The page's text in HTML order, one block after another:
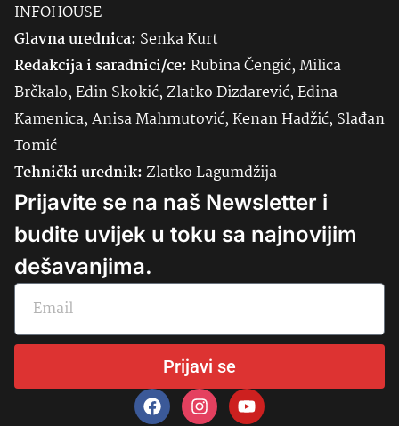
INFOHOUSE
Glavna urednica: SenkaKurt
Redakcija i saradnici/ce:Rubina Čengić, Milica
Brčkalo, Edin Skokić, Zlatko Dizdarević, Edina
Kamenica, Anisa Mahmutović, Kenan Hadžić, Slađan
Tomić
Tehnički urednik:Zlatko Lagumdžija
Prijavite se na naš Newsletter i
budite uvijek u toku sa najnovijim
dešavanjima.
Prijavi se